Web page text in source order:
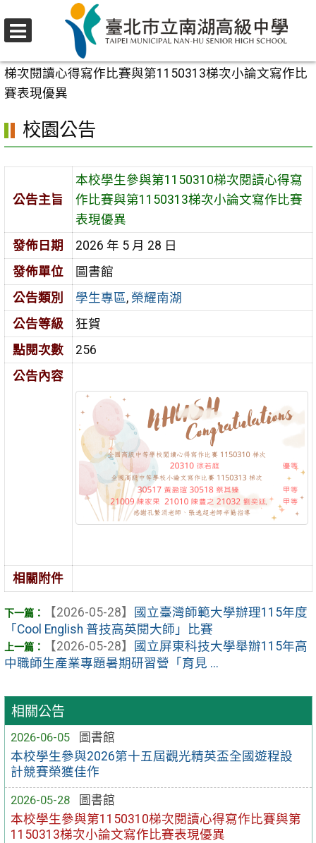
至
要
內
校園公告
梯次閱讀心得寫作比賽與第1150313梯次小論文寫作比
賽表現優異
相關公告
2026-06-05
圖書館
本校學生參與2026第十五屆觀光精英盃全國遊程設
計競賽榮獲佳作
2026-05-28
圖書館
本校學生參與第1150310梯次閱讀心得寫作比賽與第
1150313梯次小論文寫作比賽表現優異
校園公告
公告主旨
本校學生參與第1150310梯次閱讀心得寫
作比賽與第1150313梯次小論文寫作比賽
表現優異
發佈日期
2026 年 5 月 28 日
發佈單位
圖書館
公告類別
學生專區, 榮耀南湖
公告等級
狂賀
點閱次數
256
公告內容
相關附件
【2026-05-28】
國立臺灣師範大學辦理115年度
「Cool English 普技高英閱大師」比賽
【2026-05-28】
國立屏東科技大學舉辦115年高
中職師生產業專題暑期研習營「育見 ...
選
單